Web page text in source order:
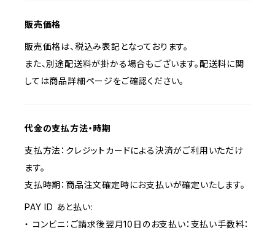
販売価格
販売価格は、税込み表記となっております。
また、別途配送料が掛かる場合もございます。配送料に関
しては商品詳細ページをご確認ください。
代金の支払方法・時期
支払方法：クレジットカードによる決済がご利用いただけ
ます。
支払時期：商品注文確定時にお支払いが確定いたします。
PAY ID あと払い:
・ コンビニ：ご請求後翌月10日のお支払い：支払い手数料：